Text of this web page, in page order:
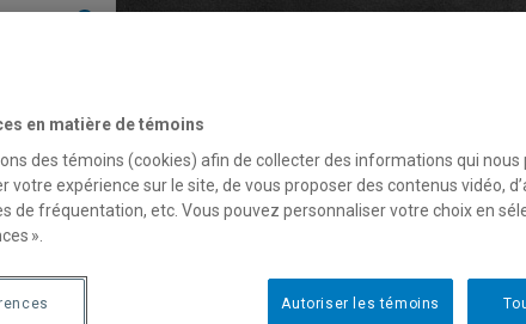
Liste des professeures et professeurs par
François Giroux
en matière de témoins
des témoins (cookies) afin de collecter des informations qui
votre expérience sur le site, de vous proposer des contenus vidéo,
de fréquentation, etc. Vous pouvez personnaliser votre choix en
».
Autoriser les témoins